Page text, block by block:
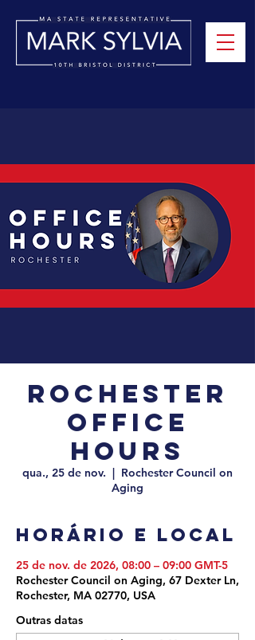
Rochester
Office
Hours
qua., 25 de nov.
  |
Rochester Council on
Aging
Horário e local
25 de nov. de 2026, 08:00 – 09:00 GMT-5
Rochester Council on Aging, 67 Dexter Ln,
Rochester, MA 02770, USA
Outras datas